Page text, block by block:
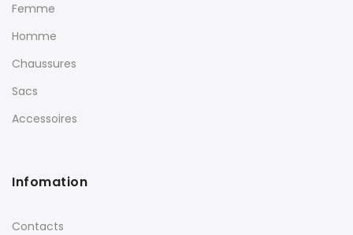
Femme
Homme
Chaussures
Sacs
Accessoires
Infomation
Contacts